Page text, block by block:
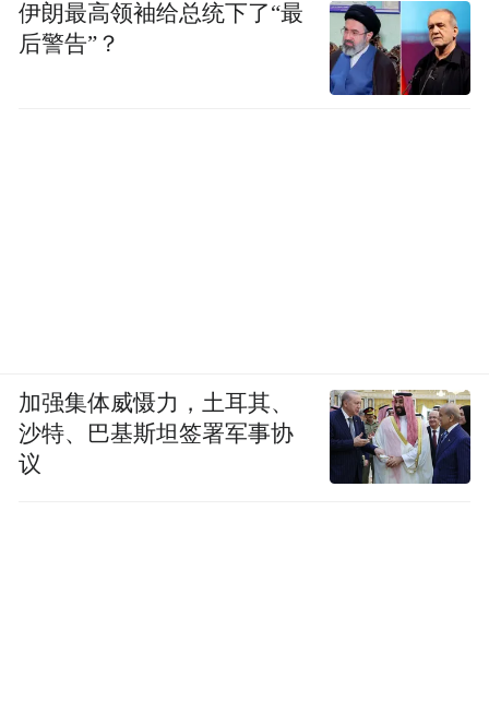
伊朗最高领袖给总统下了“最
后警告”？
加强集体威慑力，土耳其、
沙特、巴基斯坦签署军事协
议